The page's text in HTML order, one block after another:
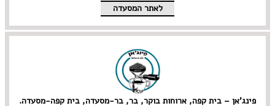
מרקים
לאתר המסעדה
פינג'אן – בית קפה, ארוחות בוקר, בר, בר-מסעדה, בית קפה-מסעדה.